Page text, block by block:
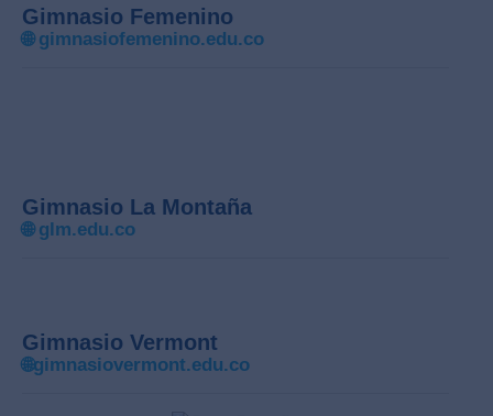
Gimnasio Femenino
🌐gimnasiofemenino.edu.co
Gimnasio La Montaña
🌐glm.edu.co
Gimnasio Vermont
🌐gimnasiovermont.edu.co